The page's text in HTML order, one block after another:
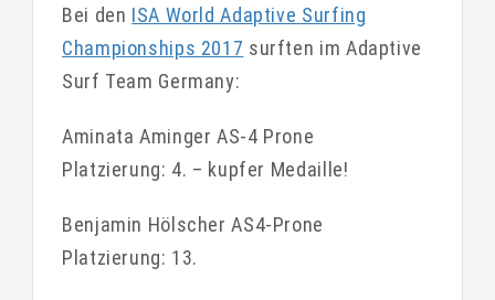
Bei den ISA World Adaptive Surfing
Championships 2017 surften im Adaptive
Surf Team Germany:
Aminata Aminger AS-4 Prone
Platzierung: 4. – kupfer Medaille!
Benjamin Hölscher AS4-Prone
Platzierung: 13.